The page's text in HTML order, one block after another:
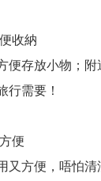
收納
便存放小物；附
行需要！
便
又方便，唔怕清